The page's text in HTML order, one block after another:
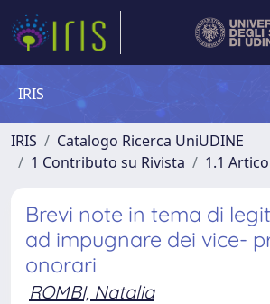
IRIS
IRIS
Catalogo Ricerca UniUDINE
1 Contributo su Rivista
1.1
Brevi note in tema di
ad impugnare dei vice-
onorari
ROMBI, Natalia